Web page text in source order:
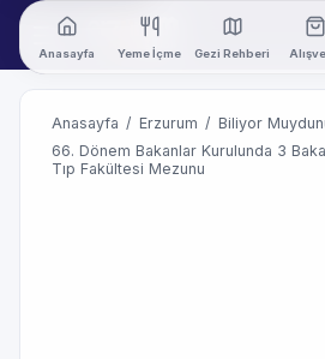
Anasayfa Yeme İçme Gezi Rehberi
Anasayfa / Erzurum / Biliyor
66. Dönem Bakanlar Kurulunda 3
Tıp Fakültesi Mezunu